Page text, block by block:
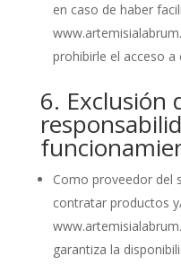
en caso de haber
prohibirle el acceso a
6. Exclusión
Como proveedor del
contratar productos
garantiza la